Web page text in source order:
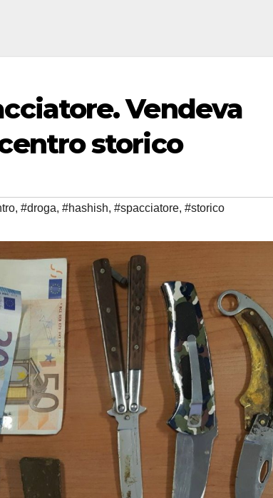
Vendeva
storico
, #droga, #hashish, #spacciatore, #storico